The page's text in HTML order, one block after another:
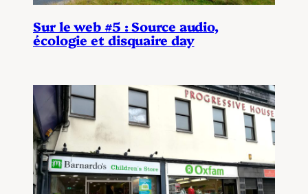
Sur le web #5 : Source audio,
écologie et disquaire day